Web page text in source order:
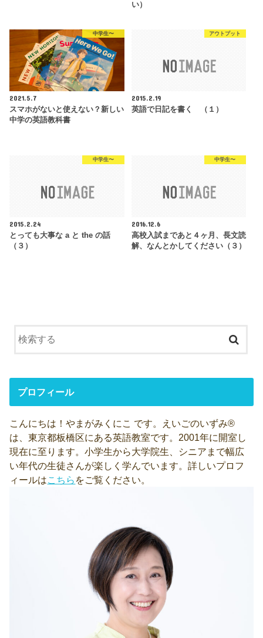
い）
中学生〜
2021.5.7
スマホがないと使えない？新しい
中学の英語教科書
アウトプット
2015.2.19
英語で日記を書く （１）
中学生〜
2015.2.24
とっても大事な a と the の話
（３）
中学生〜
2016.12.6
高校入試まであと４ヶ月、長文読
解、なんとかしてください（３）
プロフィール
こんにちは！やまがみくにこ です。えいごのいずみ®
は、東京都板橋区にある英語教室です。2001年に開室し
現在に至ります。小学生から大学院生、シニアまで幅広
い年代の生徒さんが楽しく学んでいます。詳しいプロフ
ィールはこちら をご覧ください。